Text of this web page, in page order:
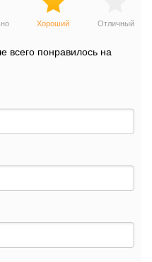
Хороший Отличный
всего понравилось на